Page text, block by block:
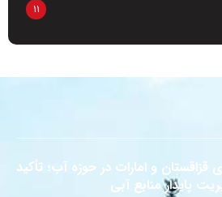
11
قزاقستان و امارات در حوزه آب؛ تأکید
پایدار منابع آبی